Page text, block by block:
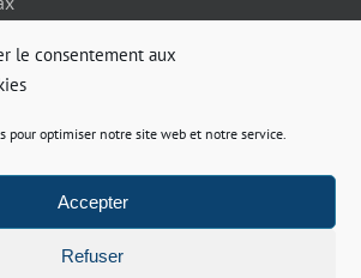
le consentement aux
pour optimiser notre site web et notre service.
Accepter
Refuser